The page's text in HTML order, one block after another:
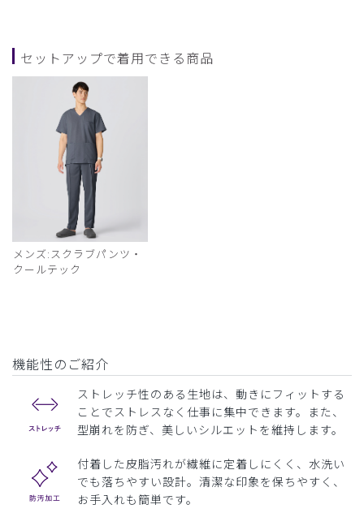
セットアップで着用できる商品
メンズ:スクラブパンツ・
クールテック
機能性のご紹介
ストレッチ性のある生地は、動きにフィットする
ことでストレスなく仕事に集中できます。また、
型崩れを防ぎ、美しいシルエットを維持します。
付着した皮脂汚れが繊維に定着しにくく、水洗い
でも落ちやすい設計。清潔な印象を保ちやすく、
お手入れも簡単です。